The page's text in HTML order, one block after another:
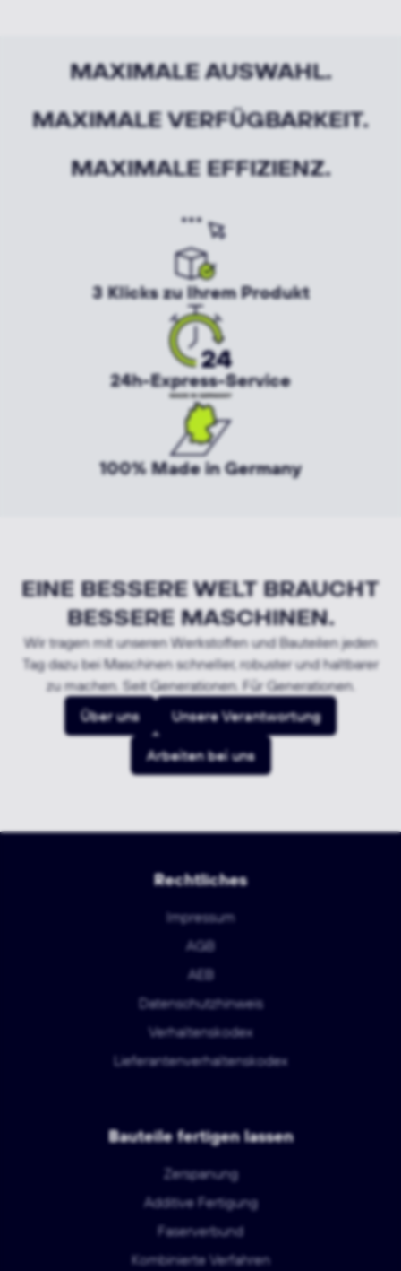
MAXIMALE AUSWAHL.
MAXIMALE VERFÜGBARKEIT.
MAXIMALE EFFIZIENZ.
3 Klicks zu Ihrem Produkt
24h-Express-Service
100% Made in Germany
EINE BESSERE WELT BRAUCHT
BESSERE MASCHINEN.
Wir tragen mit unseren Werkstoffen und Bauteilen jeden
Tag dazu bei Maschinen schneller, robuster und haltbarer
zu machen. Seit Generationen. Für Generationen.
Über uns
Unsere Verantwortung
Arbeiten bei uns
Rechtliches
Impressum
AGB
AEB
Datenschutzhinweis
Verhaltenskodex
Lieferantenverhaltenskodex
Bauteile fertigen lassen
Zerspanung
Additive Fertigung
Faserverbund
Kombinierte Verfahren